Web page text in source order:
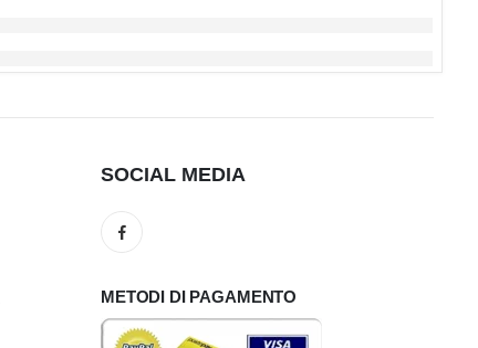
SOCIAL MEDIA
METODI DI PAGAMENTO